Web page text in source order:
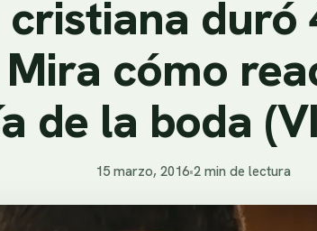
cristiana duró
Mira cómo
de la boda
15 marzo, 2016•2 min de lectura